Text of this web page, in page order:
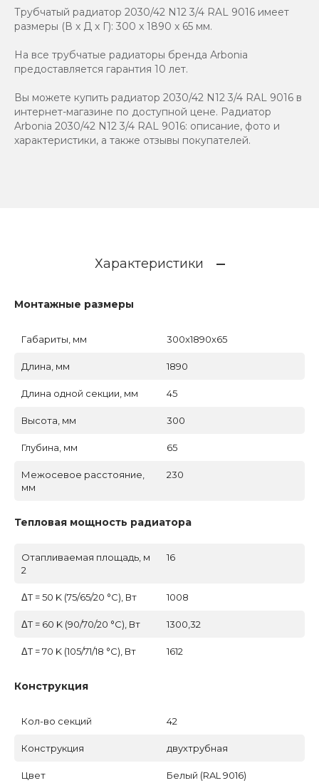
Трубчатый радиатор 2030/42 N12 3/4 RAL 9016 имеет
размеры (В x Д x Г): 300 x 1890 x 65 мм.
На все трубчатые радиаторы бренда Аrbonia
предоставляется гарантия 10 лет.
Вы можете купить радиатор 2030/42 N12 3/4 RAL 9016 в
интернет-магазине по доступной цене. Радиатор
Arbonia 2030/42 N12 3/4 RAL 9016: описание, фото и
характеристики, а также отзывы покупателей.
Характеристики
Монтажные размеры
Габариты, мм 300x1890x65
Длина, мм 1890
Длина одной секции, мм 45
Высота, мм 300
Глубина, мм 65
Межосевое расстояние,
мм
230
Тепловая мощность радиатора
Отапливаемая площадь, м
2
16
ΔT = 50 K (75/65/20 °C), Вт 1008
ΔT = 60 K (90/70/20 °C), Вт 1300,32
ΔT = 70 K (105/71/18 °C), Вт 1612
Конструкция
Кол-во секций 42
Конструкция двухтрубная
Цвет Белый (RAL 9016)